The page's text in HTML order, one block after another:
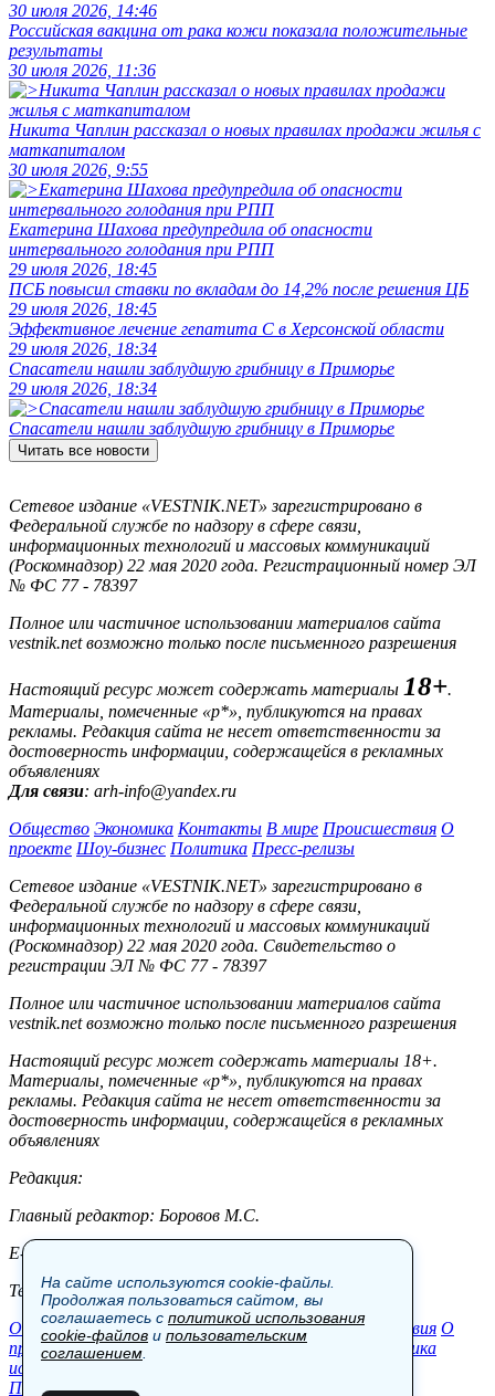
30 июля 2026, 14:46
Российская вакцина от рака кожи показала положительные
результаты
30 июля 2026, 11:36
Никита Чаплин рассказал о новых правилах продажи жилья с
маткапиталом
30 июля 2026, 9:55
Екатерина Шахова предупредила об опасности
интервального голодания при РПП
29 июля 2026, 18:45
ПСБ повысил ставки по вкладам до 14,2% после решения ЦБ
29 июля 2026, 18:45
Эффективное лечение гепатита C в Херсонской области
29 июля 2026, 18:34
Спасатели нашли заблудшую грибницу в Приморье
29 июля 2026, 18:34
Спасатели нашли заблудшую грибницу в Приморье
Читать все новости
Сетевое издание «VESTNIK.NET» зарегистрировано в
Федеральной службе по надзору в сфере связи,
информационных технологий и массовых коммуникаций
(Роскомнадзор) 22 мая 2020 года. Регистрационный номер ЭЛ
№ ФС 77 - 78397
Полное или частичное использовании материалов сайта
vestnik.net возможно только после письменного разрешения
Настоящий ресурс может содержать материалы 18+.
Материалы, помеченные «р*», публикуются на правах
рекламы. Редакция сайта не несет ответственности за
достоверность информации, содержащейся в рекламных
объявлениях
Для связи: arh-info@yandex.ru
Общество Экономика Контакты В мире Происшествия О
проекте Шоу-бизнес Политика Пресс-релизы
Сетевое издание «VESTNIK.NET» зарегистрировано в
Федеральной службе по надзору в сфере связи,
информационных технологий и массовых коммуникаций
(Роскомнадзор) 22 мая 2020 года. Свидетельство о
регистрации ЭЛ № ФС 77 - 78397
Полное или частичное использовании материалов сайта
vestnik.net возможно только после письменного разрешения
Настоящий ресурс может содержать материалы 18+.
Материалы, помеченные «р*», публикуются на правах
рекламы. Редакция сайта не несет ответственности за
достоверность информации, содержащейся в рекламных
объявлениях
Редакция:
Главный редактор: Боровов М.С.
E-mail: site@vestnik.net, reb.msk@yandex.ru
Тел.: +7 (921) 720-00-97
Общество Экономика Контакты В мире Происшествия О
проекте Шоу-бизнес Политика Пресс-релизы
Политика
использования cookie-файлов
Пользовательское соглашение
На сайте используются cookie-файлы.
Продолжая пользоваться сайтом, вы
соглашаетесь с политикой использования
cookie-файлов и пользовательским
соглашением